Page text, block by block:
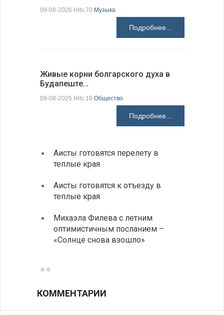
09-08-2026 Hits:70 Музыка
Подробнее...
Живые корни болгарского духа в
Будапеште…
09-08-2026 Hits:18 Общество
Подробнее...
Аисты готовятся перелету в
теплые края
Аисты готовятся к отъезду в
теплые края
Михаэла Филева с летним
оптимистичным посланием –
«Солнце снова взошло»
КОММЕНТАРИИ